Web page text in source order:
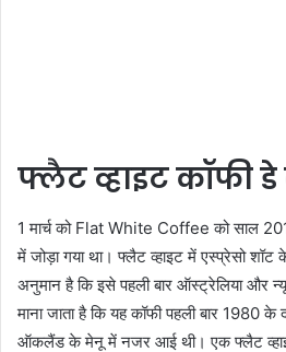
फ्लैट व्हाइट कॉफी डे
1 मार्च को Flat White Coffee को साल
में जोड़ा गया था। फ्लैट व्हाइट में एस्प्रेसो शॉट
अनुमान है कि इसे पहली बार ऑस्ट्रेलिया और
माना जाता है कि यह कॉफी पहली बार 1980
ऑकलैंड के मेनू में नजर आई थी। एक फ्लैट व्हाइट